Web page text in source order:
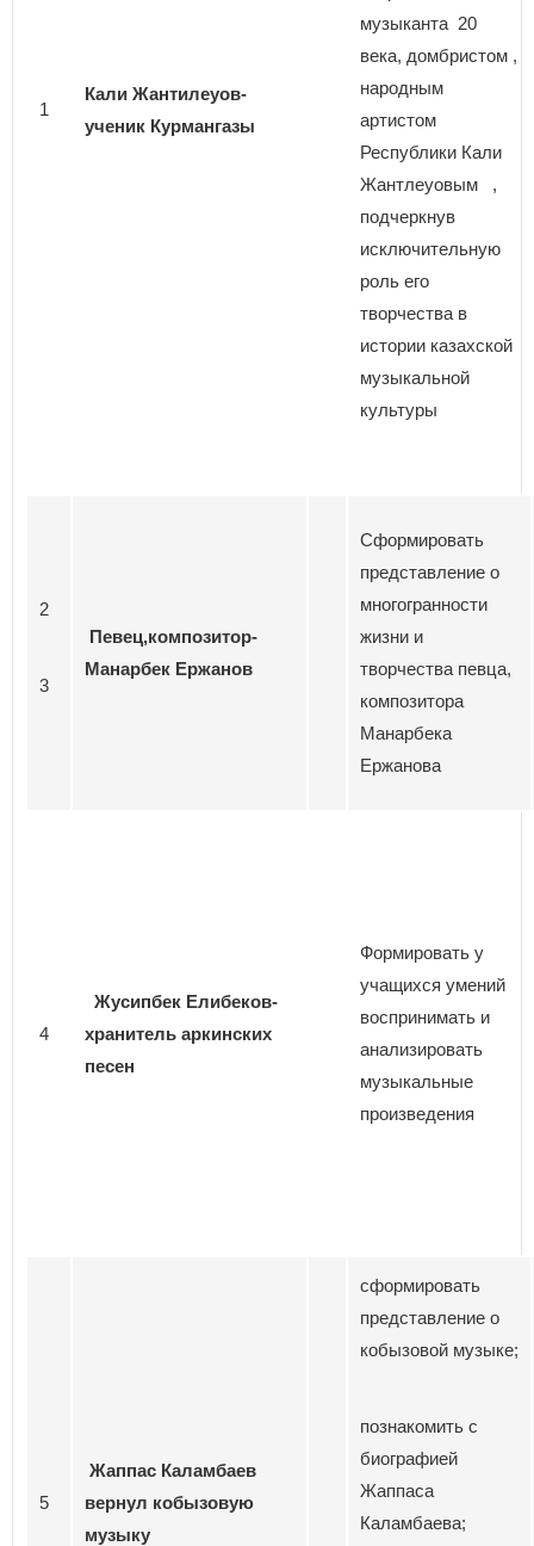
1
Кали Жантилеуов-
ученик Курмангазы
музыканта 20
века, домбристом ,
народным
артистом
Республики Кали
Жантлеуовым ,
подчеркнув
исключительную
роль его
творчества в
истории казахской
музыкальной
культуры
2
3
Певец,композитор-
Манарбек Ержанов
Сформировать
представление о
многогранности
жизни и
творчества певца,
композитора
Манарбека
Ержанова
4
Жусипбек Елибеков-
хранитель аркинских
песен
Формировать у
учащихся умений
воспринимать и
анализировать
музыкальные
произведения
5
Жаппас Каламбаев
вернул кобызовую
музыку
сформировать
представление о
кобызовой музыке;
познакомить с
биографией
Жаппаса
Каламбаева;